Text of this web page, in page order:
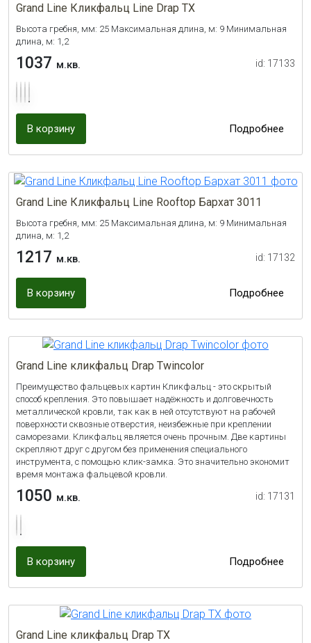
Grand Line Кликфальц Line Drap TX
Высота гребня, мм: 25 Максимальная длина, м: 9 Минимальная
длина, м: 1,2
1037 м.кв. id: 17133
В корзину Подробнее
Grand Line Кликфальц Line Rooftop Бархат 3011
Высота гребня, мм: 25 Максимальная длина, м: 9 Минимальная
длина, м: 1,2
1217 м.кв. id: 17132
В корзину Подробнее
Grand Line кликфальц Drap Twincolor
Преимущество фальцевых картин Кликфальц - это скрытый
способ крепления. Это повышает надёжность и долговечность
металлической кровли, так как в ней отсутствуют на рабочей
поверхности сквозные отверстия, неизбежные при креплении
саморезами. Кликфальц является очень прочным. Две картины
скрепляют друг с другом без применения специального
инструмента, с помощью клик-замка. Это значительно экономит
время монтажа фальцевой кровли.
1050 м.кв. id: 17131
В корзину Подробнее
Grand Line кликфальц Drap TX